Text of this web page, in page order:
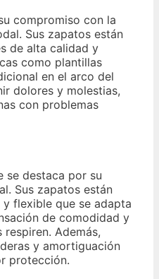
compromiso con la
Sus zapatos están
de alta calidad y
como plantillas
en el arco del
dolores y molestias,
con problemas
se destaca por su
Sus zapatos están
flexible que se adapta
de comodidad y
Además,
y amortiguación
protección.